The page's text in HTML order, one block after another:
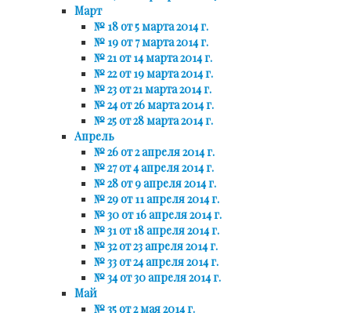
Март
№ 18 от 5 марта 2014 г.
№ 19 от 7 марта 2014 г.
№ 21 от 14 марта 2014 г.
№ 22 от 19 марта 2014 г.
№ 23 от 21 марта 2014 г.
№ 24 от 26 марта 2014 г.
№ 25 от 28 марта 2014 г.
Апрель
№ 26 от 2 апреля 2014 г.
№ 27 от 4 апреля 2014 г.
№ 28 от 9 апреля 2014 г.
№ 29 от 11 апреля 2014 г.
№ 30 от 16 апреля 2014 г.
№ 31 от 18 апреля 2014 г.
№ 32 от 23 апреля 2014 г.
№ 33 от 24 апреля 2014 г.
№ 34 от 30 апреля 2014 г.
Май
№ 35 от 2 мая 2014 г.